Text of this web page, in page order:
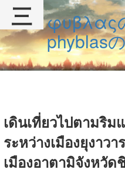
φυβλας
phyblas
เดินเที่ยวไปตามริ
ระหว่างเมืองยุงาว
เมืองอาตามิจังหวัด
三